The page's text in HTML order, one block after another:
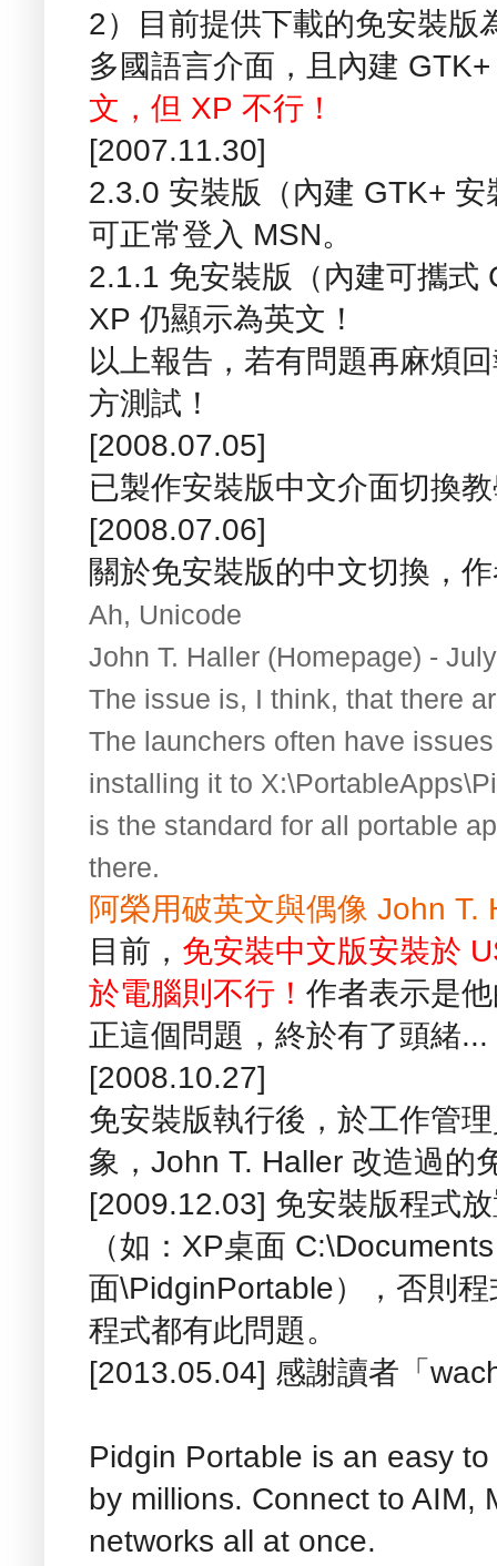
2）目前提供下載的免安裝
多國語言介面，且內建
文，但 XP 不行！
[2007.11.30]
2.3.0 安裝版（內建 GTK+
可正常登入 MSN。
2.1.1 免安裝版（內建可攜式
XP 仍顯示為英文！
以上報告，若有問題再麻煩
方測試！
[2008.07.05]
已製作安裝版中文介面切換
[2008.07.06]
關於免安裝版的中文切換，
Ah, Unicode
John T. Haller (Homepage) -
The issue is, I think, that there
The launchers often have
installing it to
is the standard for all portable
there.
阿榮用破英文與偶像 John T.
目前， 免安裝中文版安裝於
於電腦則不行！ 作者表示是
正這個問題，終於有了頭緒...
[2008.10.27]
免安裝版執行後，於工作管
象，John T. Haller 改造過的
[2009.12.03] 免安裝版程式
（如：XP桌面
面\PidginPortable），否則
程式都有此問題。
[2013.05.04] 感謝讀者「
Pidgin Portable is an easy
by millions. Connect to AIM,
networks all at once.